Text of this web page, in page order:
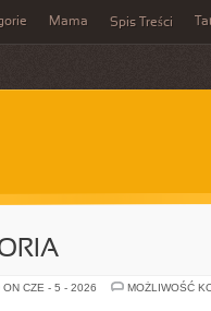
Mama Spis Treści
ON CZE - 5 - 2026
MOŻLIWOŚĆ